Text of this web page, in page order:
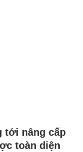
tới nâng cấp
toàn diện